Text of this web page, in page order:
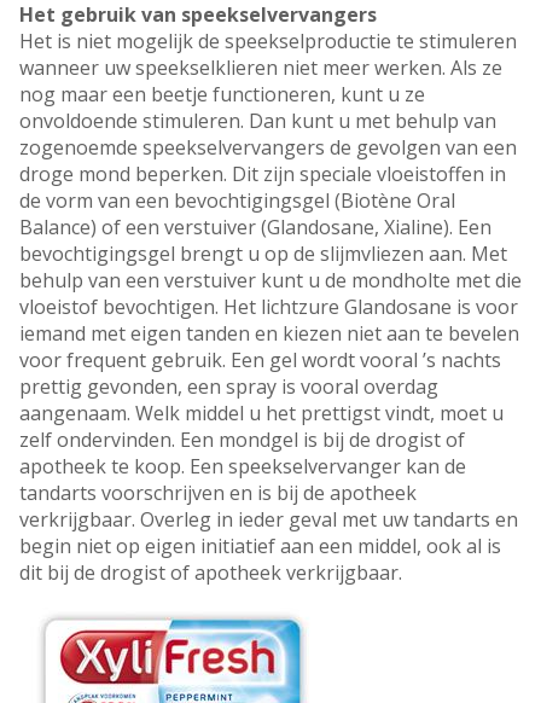
Het gebruik van speekselvervangers
Het is niet mogelijk de speekselproductie te stimuleren
wanneer uw speekselklieren niet meer werken. Als ze
nog maar een beetje functioneren, kunt u ze
onvoldoende stimuleren. Dan kunt u met behulp van
zogenoemde speekselvervangers de gevolgen van een
droge mond beperken. Dit zijn speciale vloeistoffen in
de vorm van een bevochtigingsgel (Biotène Oral
Balance) of een verstuiver (Glandosane, Xialine). Een
bevochtigingsgel brengt u op de slijmvliezen aan. Met
behulp van een verstuiver kunt u de mondholte met die
vloeistof bevochtigen. Het lichtzure Glandosane is voor
iemand met eigen tanden en kiezen niet aan te bevelen
voor frequent gebruik. Een gel wordt vooral ’s nachts
prettig gevonden, een spray is vooral overdag
aangenaam. Welk middel u het prettigst vindt, moet u
zelf ondervinden. Een mondgel is bij de drogist of
apotheek te koop. Een speekselvervanger kan de
tandarts voorschrijven en is bij de apotheek
verkrijgbaar. Overleg in ieder geval met uw tandarts en
begin niet op eigen initiatief aan een middel, ook al is
dit bij de drogist of apotheek verkrijgbaar.